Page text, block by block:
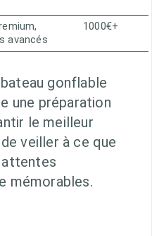
avancés
1000€+
bateau gonflable
une préparation
le meilleur
veiller à ce que
attentes
mémorables.